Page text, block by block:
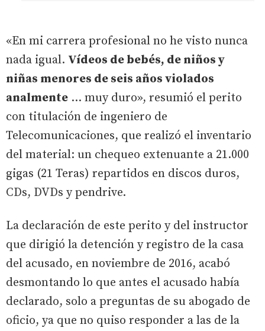
«En mi carrera profesional no he visto nunca
nada igual. Vídeos de bebés, de niños y
niñas menores de seis años violados
analmente … muy duro», resumió el perito
con titulación de ingeniero de
Telecomunicaciones, que realizó el inventario
del material: un chequeo extenuante a 21.000
gigas (21 Teras) repartidos en discos duros,
CDs, DVDs y pendrive.
La declaración de este perito y del instructor
que dirigió la detención y registro de la casa
del acusado, en noviembre de 2016, acabó
desmontando lo que antes el acusado había
declarado, solo a preguntas de su abogado de
oficio, ya que no quiso responder a las de la